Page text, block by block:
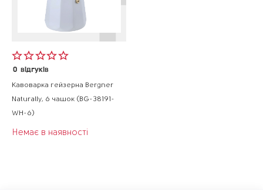
0 відгуків
Кавоварка гейзерна Bergner
Naturally, 6 чашок (BG-38191-
WH-6)
Немає в наявності